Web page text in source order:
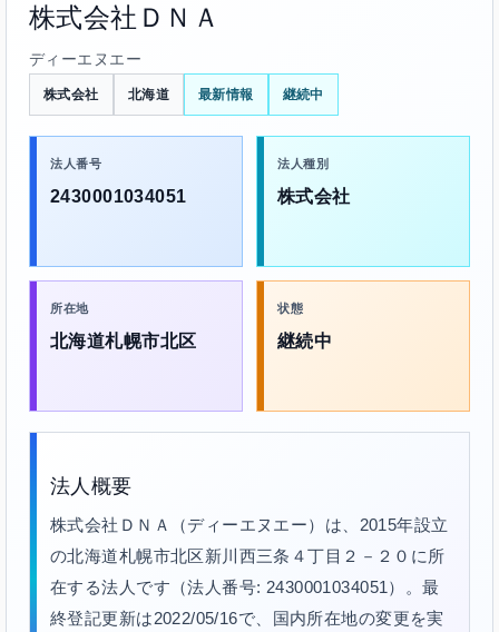
株式会社ＤＮＡ
ディーエヌエー
株式会社 北海道 最新情報 継続中
法人番号
2430001034051
法人種別
株式会社
所在地
北海道札幌市北区
状態
継続中
法人概要
株式会社ＤＮＡ（ディーエヌエー）は、2015年設立
の北海道札幌市北区新川西三条４丁目２－２０に所
在する法人です（法人番号: 2430001034051）。最
終登記更新は2022/05/16で、国内所在地の変更を実